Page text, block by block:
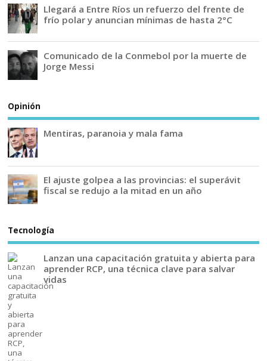
Llegará a Entre Ríos un refuerzo del frente de
frío polar y anuncian mínimas de hasta 2°C
Comunicado de la Conmebol por la muerte de
Jorge Messi
Opinión
Mentiras, paranoia y mala fama
El ajuste golpea a las provincias: el superávit
fiscal se redujo a la mitad en un año
Tecnología
Lanzan una capacitación gratuita y abierta para
aprender RCP, una técnica clave para salvar
vidas